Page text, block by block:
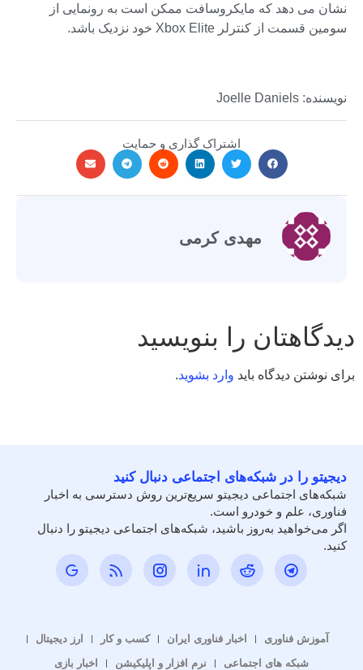
نشان می دهد که مایکروسافت ممکن است به رونمایی از
سومین قسمت از کنترلر Xbox Elite خود نزدیک باشد.
نویسنده: Joelle Daniels
اشتراک گذاری و حمایت
مهدی کرمی
دیدگاهتان را بنویسید
برای نوشتن دیدگاه باید وارد بشوید.
دیجیتو را در شبکه‌های اجتماعی دنبال کنید
شبکه‌های اجتماعی دیجیتو سریع‌ترین روش دسترسی به اخبار
فناوری، علم و خودرو است.
اگر می‌خواهید به‌روز باشید، شبکه‌های اجتماعی دیجیتو را دنبال
کنید.
آموزش فناوری اخبار فناوری ایران کسب و کار
ارز دیجیتال
شبکه های اجتماعی
نرم افزار و اپلیکیشن اخبار بازی